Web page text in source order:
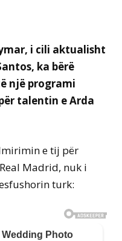
i cili aktualisht
ka bërë
një programi
talentin e Arda
e tij për
Madrid, nuk i
turk: